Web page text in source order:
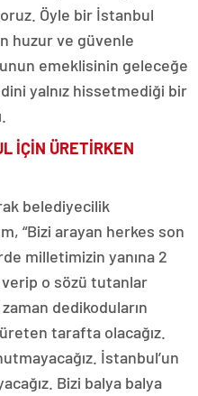
Öyle bir İstanbul
huzur ve güvenle
emeklisinin geleceğe
yalnız hissetmediği bir
İÇİN ÜRETİRKEN
belediyecilik
“Bizi arayan herkes son
milletimizin yanına 2
o sözü tutanlar
dedikoduların
tarafta olacağız.
İstanbul’un
Bizi balya balya